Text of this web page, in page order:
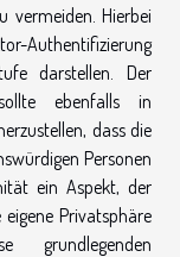
vermeiden. Hierbei
Authentifizierung
darstellen. Der
ebenfalls in
dass die
Personen
ein Aspekt, der
Privatsphäre